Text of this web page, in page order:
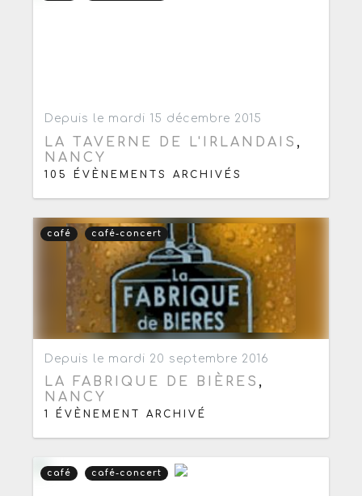
Depuis le mardi 15 décembre 2015
LA TAVERNE DE L'IRLANDAIS ,
NANCY
105 ÉVÈNEMENTS ARCHIVÉS
café café-concert
Depuis le mardi 20 septembre 2016
LA FABRIQUE DE BIÈRES ,
NANCY
1 ÉVÈNEMENT ARCHIVÉ
café café-concert